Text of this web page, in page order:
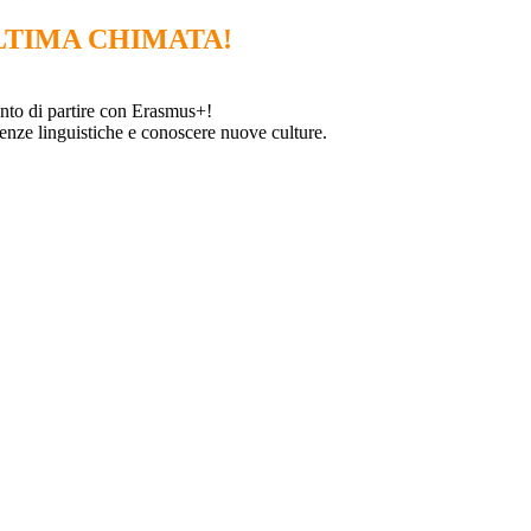
CHIMATA!
di partire con Erasmus+!
linguistiche e conoscere nuove culture.